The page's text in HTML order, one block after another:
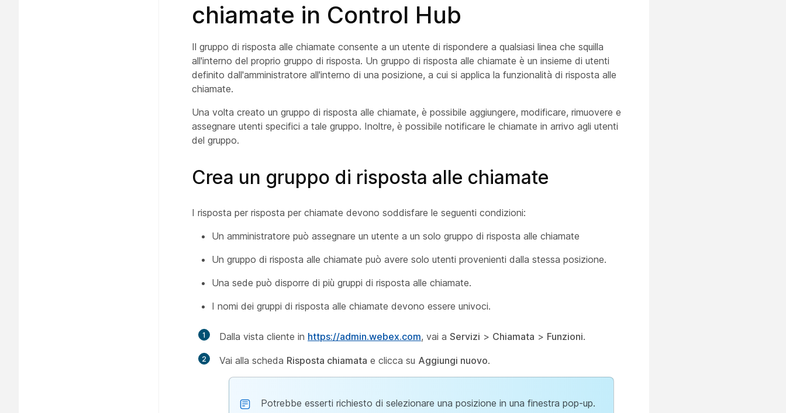
chiamate in Control Hub
Il gruppo di risposta alle chiamate consente a un utente di rispondere a qualsiasi linea che squilla
all'interno del proprio gruppo di risposta. Un gruppo di risposta alle chiamate è un insieme di utenti
definito dall'amministratore all'interno di una posizione, a cui si applica la funzionalità di risposta alle
chiamate.
Una volta creato un gruppo di risposta alle chiamate, è possibile aggiungere, modificare, rimuovere e
assegnare utenti specifici a tale gruppo. Inoltre, è possibile notificare le chiamate in arrivo agli utenti
del gruppo.
Crea un gruppo di risposta alle chiamate
I risposta per risposta per chiamate devono soddisfare le seguenti condizioni:
Un amministratore può assegnare un utente a un solo gruppo di risposta alle chiamate
Un gruppo di risposta alle chiamate può avere solo utenti provenienti dalla stessa posizione.
Una sede può disporre di più gruppi di risposta alle chiamate.
I nomi dei gruppi di risposta alle chiamate devono essere univoci.
1 Dalla vista cliente in https://admin.webex.com, vai a Servizi > Chiamata > Funzioni.
2 Vai alla scheda Risposta chiamata e clicca su Aggiungi nuovo.
Potrebbe esserti richiesto di selezionare una posizione in una finestra pop-up.